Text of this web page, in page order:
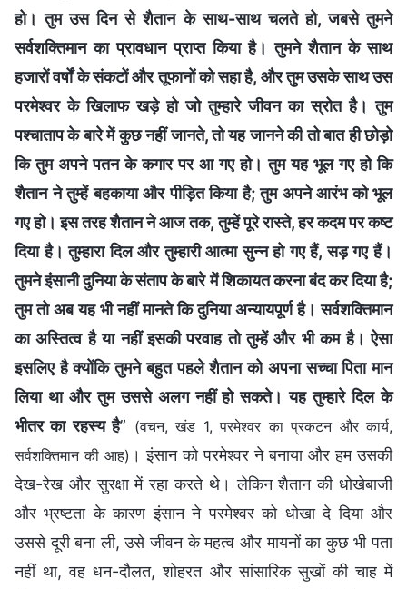
हो। तुम उस दिन से शैतान के साथ-साथ चलते हो, जबसे तुमने
सर्वशक्तिमान का प्रावधान प्राप्त किया है। तुमने शैतान के साथ
हजारों वर्षों के संकटों और तूफानों को सहा है, और तुम उसके साथ उस
परमेश्वर के खिलाफ खड़े हो जो तुम्हारे जीवन का स्रोत है। तुम
पश्चाताप के बारे में कुछ नहीं जानते, तो यह जानने की तो बात ही छोड़ो
कि तुम अपने पतन के कगार पर आ गए हो। तुम यह भूल गए हो कि
शैतान ने तुम्हें बहकाया और पीड़ित किया है; तुम अपने आरंभ को भूल
गए हो। इस तरह शैतान ने आज तक, तुम्हें पूरे रास्ते, हर कदम पर कष्ट
दिया है। तुम्हारा दिल और तुम्हारी आत्मा सुन्न हो गए हैं, सड़ गए हैं।
तुमने इंसानी दुनिया के संताप के बारे में शिकायत करना बंद कर दिया है;
तुम तो अब यह भी नहीं मानते कि दुनिया अन्यायपूर्ण है। सर्वशक्तिमान
का अस्तित्व है या नहीं इसकी परवाह तो तुम्हें और भी कम है। ऐसा
इसलिए है क्योंकि तुमने बहुत पहले शैतान को अपना सच्चा पिता मान
लिया था और तुम उससे अलग नहीं हो सकते। यह तुम्हारे दिल के
भीतर का रहस्य है” (वचन, खंड 1, परमेश्वर का प्रकटन और कार्य,
सर्वशक्तिमान की आह) । इंसान को परमेश्वर ने बनाया और हम उसकी
देख-रेख और सुरक्षा में रहा करते थे। लेकिन शैतान की धोखेबाजी
और भ्रष्टता के कारण इंसान ने परमेश्वर को धोखा दे दिया और
उससे दूरी बना ली, उसे जीवन के महत्व और मायनों का कुछ भी पता
नहीं था, वह धन-दौलत, शोहरत और सांसारिक सुखों की चाह में